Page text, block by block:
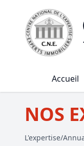
Accueil
NOS
L'expertise/